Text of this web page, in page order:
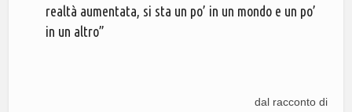
realtà aumentata, si sta un po’ in un mondo e un po’
in un altro”
dal racconto di